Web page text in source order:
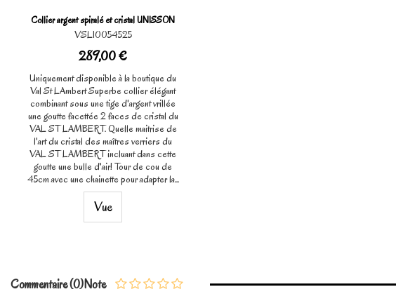
Collier argent spiralé et cristal UNISSON
VSL10054525
289,00 €
Uniquement disponible à la boutique du
Val St LAmbert Superbe collier élégant
combinant sous une tige d'argent vrillée
une goutte facettée 2 faces de cristal du
VAL ST LAMBERT. Quelle maitrise de
l'art du cristal des maîtres verriers du
VAL ST LAMBERT incluant dans cette
goutte une bulle d'air! Tour de cou de
45cm avec une chainette pour adapter la...
Vue
Note
Commentaire (0)